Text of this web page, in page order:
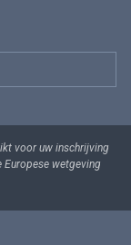
voor uw inschrijving
Europese wetgeving